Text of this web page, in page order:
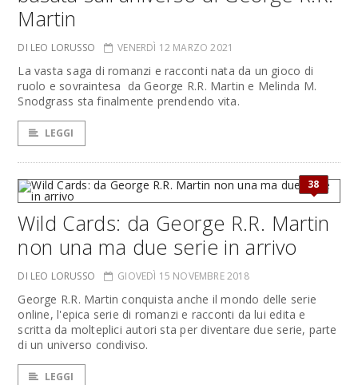
Martin
DI LEO LORUSSO VENERDÌ 12 MARZO 2021
La vasta saga di romanzi e racconti nata da un gioco di
ruolo e sovraintesa da George R.R. Martin e Melinda M.
Snodgrass sta finalmente prendendo vita.
LEGGI
38
Wild Cards: da George R.R. Martin
non una ma due serie in arrivo
DI LEO LORUSSO GIOVEDÌ 15 NOVEMBRE 2018
George R.R. Martin conquista anche il mondo delle serie
online, l'epica serie di romanzi e racconti da lui edita e
scritta da molteplici autori sta per diventare due serie, parte
di un universo condiviso.
LEGGI